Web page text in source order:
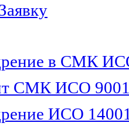
в СМК
СМК ИСО
ИСО